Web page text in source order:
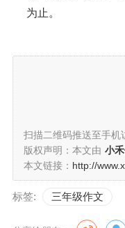
为止。
扫描二维码推送至手机
版权声明：本文由 小
本文链接： http://
标签: 三年级作文